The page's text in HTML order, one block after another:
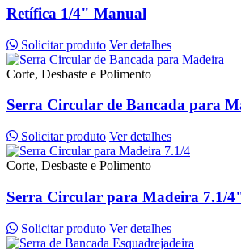
Retífica 1/4" Manual
Solicitar produto Ver detalhes
Corte, Desbaste e Polimento
Serra Circular de Bancada para
Solicitar produto Ver detalhes
Corte, Desbaste e Polimento
Serra Circular para Madeira 7.1/
Solicitar produto Ver detalhes